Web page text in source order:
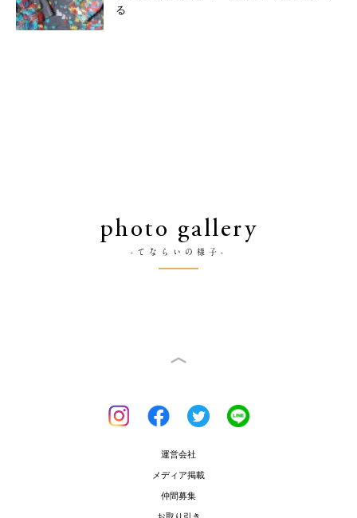
る
photo gallery
-てならいの様子-
運営会社
メディア掲載
仲間募集